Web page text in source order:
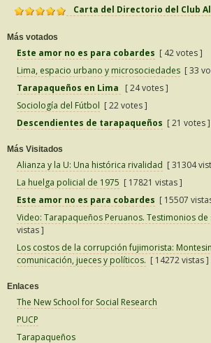
Carta del Directorio del Club
Más votados
Este amor no es para cobardes [ 42 votes ]
Lima, espacio urbano y microsociedades [ 33
Tarapaqueños en Lima
[ 24 votes ]
Sociología del Fútbol [ 22 votes ]
Descendientes de tarapaqueños [ 21 votes ]
Más Visitados
Alianza y la U: Una histórica rivalidad [ 31304
La huelga policial de 1975 [ 17821 vistas ]
Este amor no es para cobardes [ 15507
Video: Tarapaqueños Peruanos. Testimonios de
vistas ]
Los costos de la corrupción fujimorista:
comunicación, jueces y políticos. [ 14272 vistas ]
Enlaces
The New School for Social Research
PUCP
Tarapaqueños